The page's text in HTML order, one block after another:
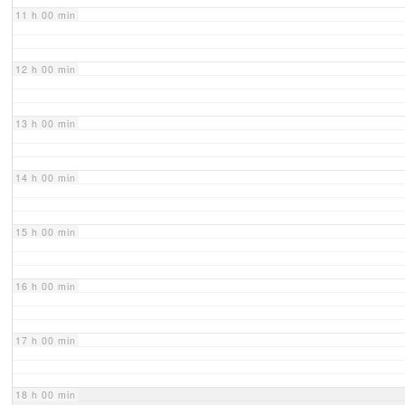
11 h 00 min
12 h 00 min
13 h 00 min
14 h 00 min
15 h 00 min
16 h 00 min
17 h 00 min
18 h 00 min